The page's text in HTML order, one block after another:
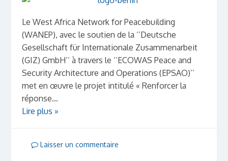
Le West Africa Network for Peacebuilding
(WANEP), avec le soutien de la ‘’Deutsche
Gesellschaft für Internationale Zusammenarbeit
(GIZ) GmbH’’ à travers le ‘’ECOWAS Peace and
Security Architecture and Operations (EPSAO)’’
met en œuvre le projet intitulé « Renforcer la
réponse...
Lire plus »
Laisser un commentaire